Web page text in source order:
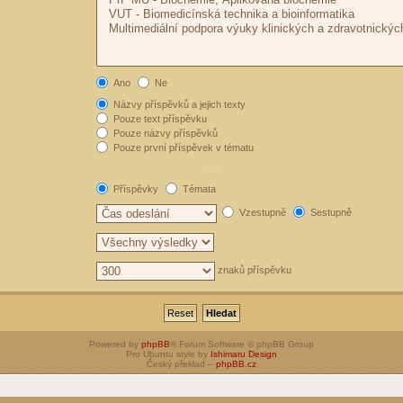
Ano
Ne
Názvy příspěvků a jejich texty
Pouze text příspěvku
Pouze názvy příspěvků
Pouze první příspěvek v tématu
Příspěvky Témata
Vzestupně Sestupně
znaků příspěvku
Powered by phpBB® Forum Software © phpBB Group
Pro Ubuntu style by Ishimaru Design
Český překlad – phpBB.cz